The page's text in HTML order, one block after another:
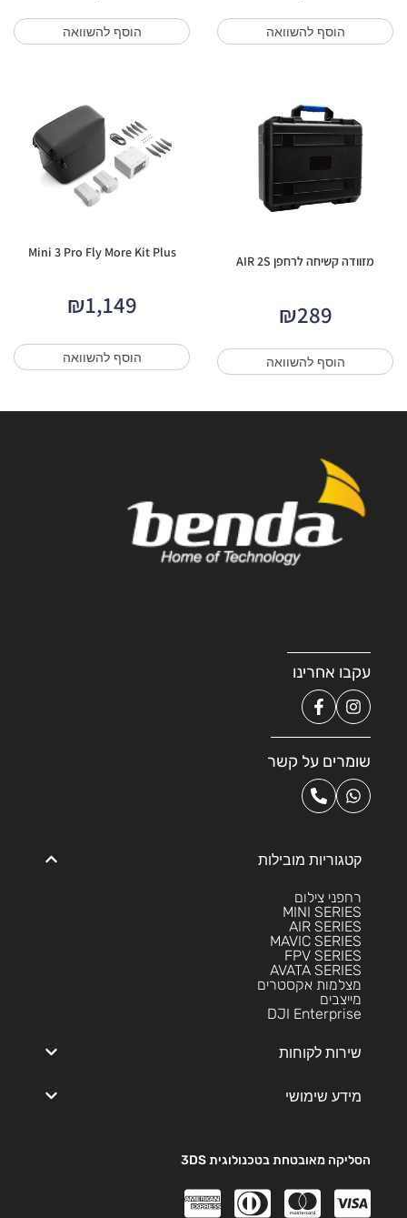
הוסף להשוואה הוסף להשוואה
מזוודה קשיחה לרחפן AIR 2S
₪289
הוסף להשוואה
Mini 3 Pro Fly More Kit Plus
₪1,149
הוסף להשוואה
עקבו אחרינו
שומרים על קשר
קטגוריות מובילות
רחפני צילום
MINI SERIES
AIR SERIES
MAVIC SERIES
FPV SERIES
AVATA SERIES
מצלמות אקסטרים
מייצבים
DJI Enterprise
שירות לקוחות
מידע שימושי
הסליקה מאובטחת בטכנולוגית 3DS